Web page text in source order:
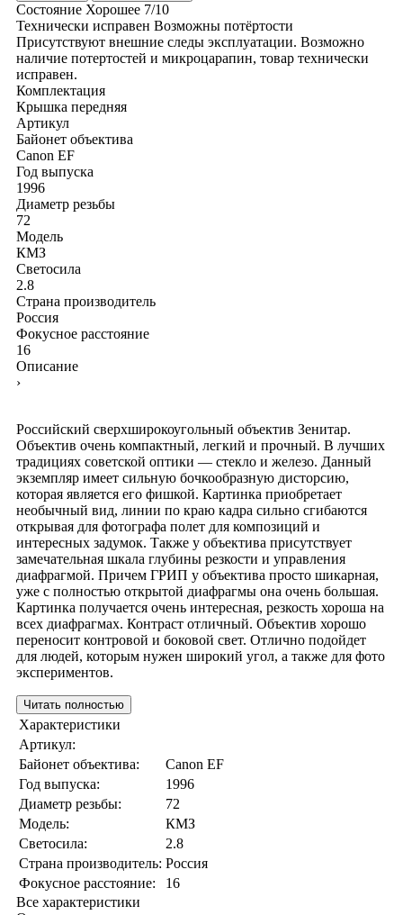
Состояние Хорошее 7/10
Технически исправен Возможны потёртости
Присутствуют внешние следы эксплуатации. Возможно
наличие потертостей и микроцарапин, товар технически
исправен.
Комплектация
Крышка передняя
Артикул
Байонет объектива
Canon EF
Год выпуска
1996
Диаметр резьбы
72
Модель
КМЗ
Светосила
2.8
Страна производитель
Россия
Фокусное расстояние
16
Описание
›
Российский сверхширокоугольный объектив Зенитар.
Объектив очень компактный, легкий и прочный. В лучших
традициях советской оптики — стекло и железо. Данный
экземпляр имеет сильную бочкообразную дисторсию,
которая является его фишкой. Картинка приобретает
необычный вид, линии по краю кадра сильно сгибаются
открывая для фотографа полет для композиций и
интересных задумок. Также у объектива присутствует
замечательная шкала глубины резкости и управления
диафрагмой. Причем ГРИП у объектива просто шикарная,
уже с полностью открытой диафрагмы она очень большая.
Картинка получается очень интересная, резкость хороша на
всех диафрагмах. Контраст отличный. Объектив хорошо
переносит контровой и боковой свет. Отлично подойдет
для людей, которым нужен широкий угол, а также для фото
экспериментов.
Читать полностью
Характеристики
Артикул:
Байонет объектива:
Canon EF
Год выпуска:
1996
Диаметр резьбы:
72
Модель:
КМЗ
Светосила:
2.8
Страна производитель: Россия
Фокусное расстояние:
16
Все характеристики